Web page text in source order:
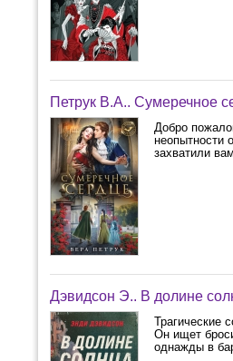
Петрук В.А.. Сумеречное
Добро
неопытности
захватили
Дэвидсон Э.. В долине
Трагические
Он ищет
однажды в